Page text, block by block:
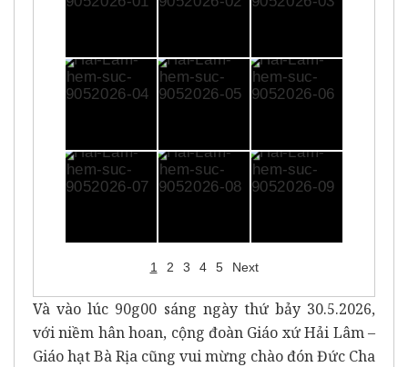
1 2 3 4 5 Next
Và vào lúc 90g00 sáng ngày thứ bảy 30.5.2026,
với niềm hân hoan, cộng đoàn Giáo xứ Hải Lâm –
Giáo hạt Bà Rịa cũng vui mừng chào đón Đức Cha